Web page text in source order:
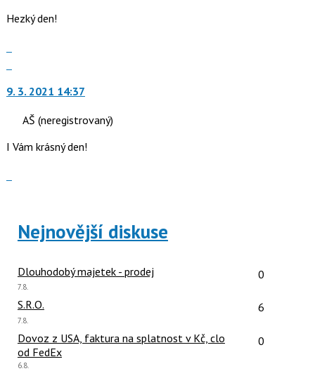
nový
Hezký den!
další
názor.
navigaci
N
a
P
pro
předchozí
nový
názor
9. 3. 2021 14:37
AŠ (neregistrovaný)
I Vám krásný den!
Nejnovější diskuse
Dlouhodobý majetek - prodej Počet
0
Poslední
7.8.
S.R.O. Počet
6
Poslední
7.8.
Dovoz z USA, faktura na splatnost v Kč, clo
od FedEx
Počet
0
Poslední
6.8.